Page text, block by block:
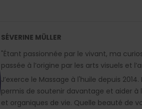
SÉVERINE MÜLLER
"Étant passionnée par le vivant, ma
passée à l’origine par les arts visuels et
J’exerce le Massage à l'huile depuis
permis de soutenir davantage et aider
et organiques de vie. Quelle beauté de